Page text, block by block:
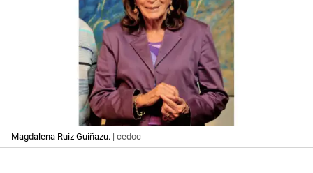
Magdalena Ruiz Guiñazu. | cedoc